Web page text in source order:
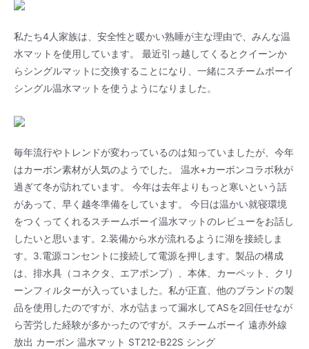
私たち4人家族は、安全性と暖かい熟睡が主な理由で、みんな温
水マットを使用しています。 最近引っ越してくるとクイーンか
らシングルマットに交換することになり、一緒にスチームボーイ
シングル温水マットを使うようになりました。
毎年流行やトレンドが変わっているのは知っていましたが、今年
はカーボン素材が人気のようでした。 温水+カーボンコラボ秋が
過ぎて冬が訪れています。 今年は去年よりもっと寒いという話
があって、早く越冬準備をしています。 今日は温かい就寝環境
をつくってくれるスチームボーイ温水マットのレビューをお話し
したいと思います。2.装備から水が流れるように湖を接続しま
す。3.電源コンセントに接続して電源を押します。製品の構成
は、排水具（コネクタ、エアポンプ）、本体、カーペット、クリ
ーンフィルターが入っていました。私が正直、他のブランドの製
品を使用したのですが、水が詰まって漏水してASを2回任せなが
ら苦労した経験が多かったのですが。スチームボーイ 遠赤外線
放出 カーボン 温水マット ST212-B22S シング